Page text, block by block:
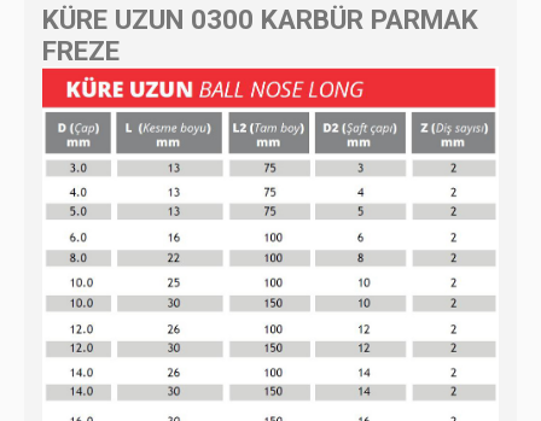
KÜRE UZUN 0300 KARBÜR PARMAK
FREZE